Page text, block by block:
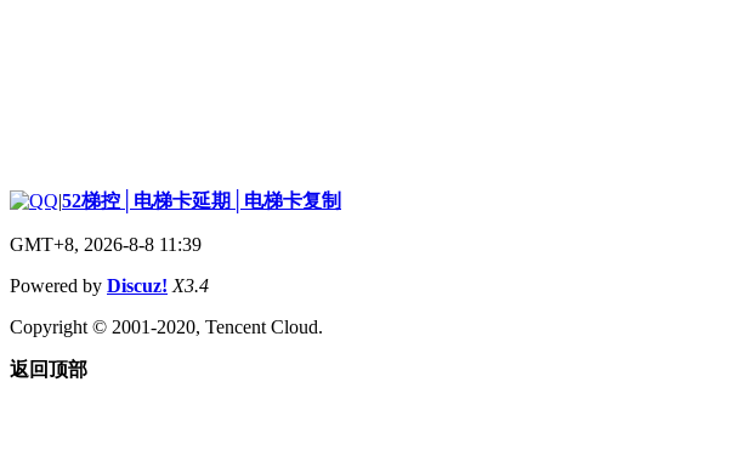
|52梯控│电梯卡延期│电梯卡复制
GMT+8, 2026-8-8 11:39
Powered by Discuz! X3.4
Copyright © 2001-2020, Tencent Cloud.
返回顶部